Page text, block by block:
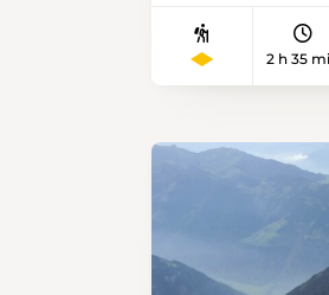
ist. Diese schöne
Städtchen
Aareebene
Solothurn
2 h 35